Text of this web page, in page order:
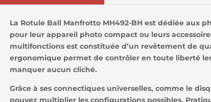
La Rotule Ball Manfrotto MH492-BH est dédiée aux
pour leur appareil photo compact ou leurs
multifonctions est constituée d’un revêtement de
ergonomique permet de contrôler en toute liberté
manquer aucun cliché.
Grâce à ses connectiques universelles, comme le
pouvez multiplier les configurations possibles.